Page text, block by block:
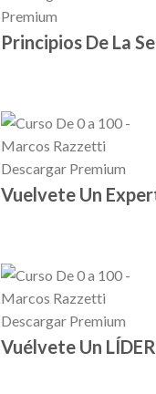
Principios De La
Vuelvete Un
Vuélvete Un LÍDER